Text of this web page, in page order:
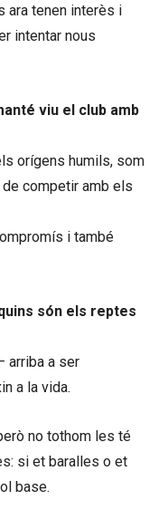
ara tenen interès i
intentar nous
viu el club amb
orígens humils, som
competir amb els
i també
són els reptes
arriba a ser
a la vida.
no tothom les té
si et baralles o et
base.